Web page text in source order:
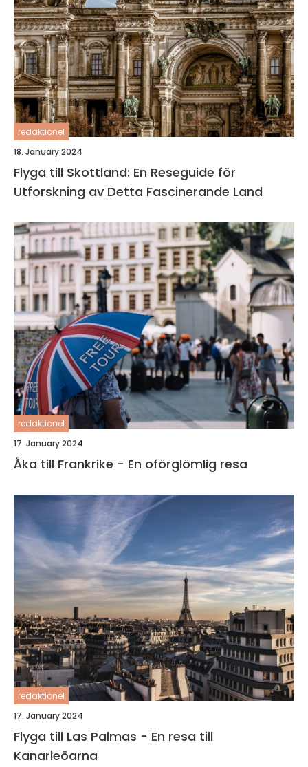
redaktionel
18. January 2024
Flyga till Skottland: En Reseguide för
Utforskning av Detta Fascinerande Land
redaktionel
17. January 2024
Åka till Frankrike - En oförglömlig resa
redaktionel
17. January 2024
Flyga till Las Palmas - En resa till
Kanarieöarna